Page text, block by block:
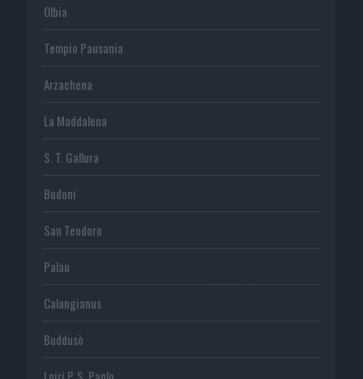
Olbia
Tempio Pausania
Arzachena
La Maddalena
S. T. Gallura
Budoni
San Teodoro
Palau
Calangianus
Buddusò